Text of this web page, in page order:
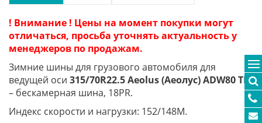
! Внимание ! Цены на момент покупки могут
отличаться, просьба уточнять актуальность у
менеджеров по продажам.
Зимние шины для грузового автомобиля для
ведущей оси 315/70R22.5 Aeolus (Аеолус) ADW80 TL
– бескамерная шина, 18PR.
Индекс скорости и нагрузки: 152/148M.